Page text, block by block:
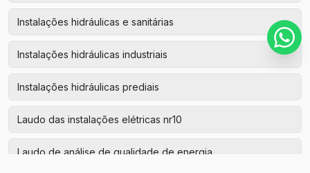
Instalações hidráulicas e sanitárias
Instalações hidráulicas industriais
Instalações hidráulicas prediais
Laudo das instalações elétricas nr10
Laudo de análise de qualidade de energia